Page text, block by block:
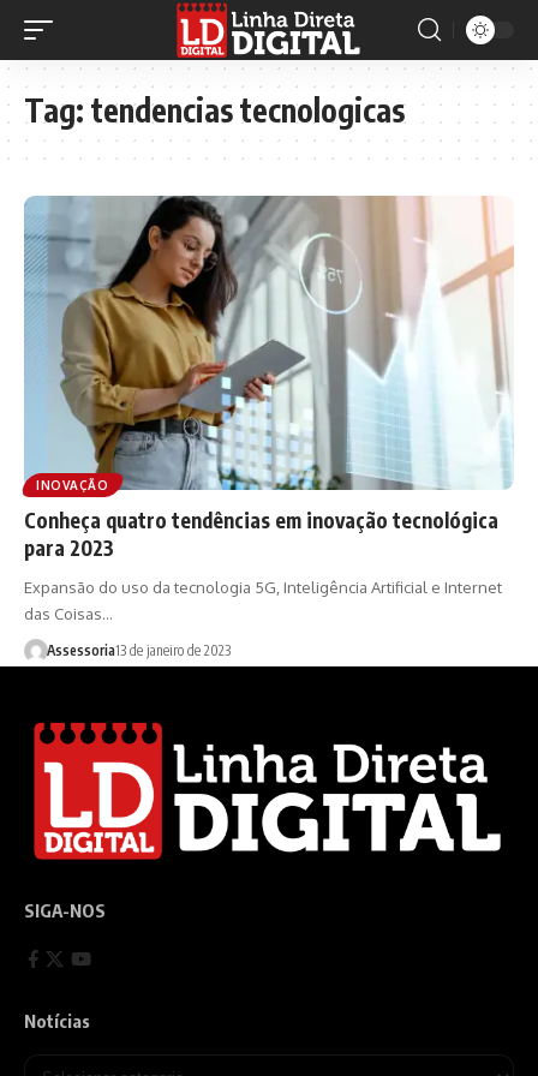
Tag: tendencias tecnologicas
INOVAÇÃO
Conheça quatro tendências em inovação tecnológica
para 2023
Expansão do uso da tecnologia 5G, Inteligência Artificial e Internet
das Coisas…
Assessoria13 de janeiro de 2023
SIGA-NOS
Notícias